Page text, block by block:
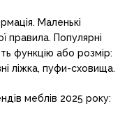
Маленькі
правила. Популярні
функцію або розмір:
ліжка, пуфи-сховища.
меблів 2025 року: